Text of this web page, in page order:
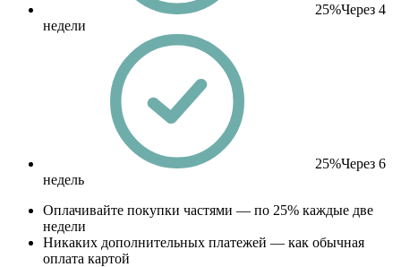
25%Через 4
недели
25%Через 6
недель
Оплачивайте покупки частями — по 25% каждые две
недели
Никаких дополнительных платежей — как обычная
оплата картой